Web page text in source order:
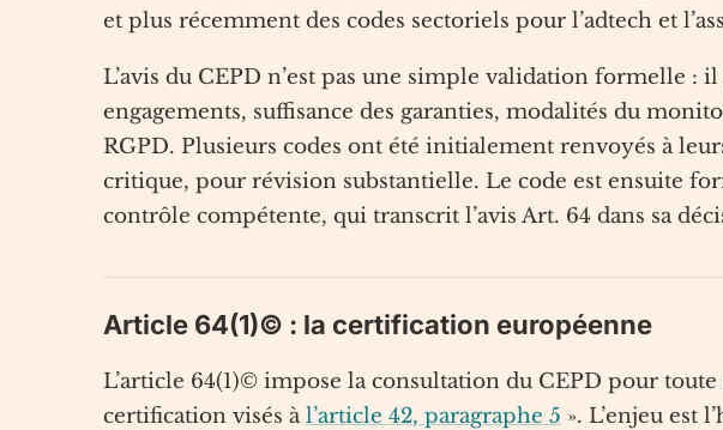
et plus récemment des codes sectoriels pour l’adtech et
L’avis du CEPD n’est pas une simple validation formelle
engagements, suffisance des garanties, modalités du
RGPD. Plusieurs codes ont été initialement renvoyés à
critique, pour révision substantielle. Le code est ensuite
contrôle compétente, qui transcrit l’avis Art. 64 dans sa
Article 64(1)© : la certification européenne
L’article 64(1)© impose la consultation du CEPD pour
certification visés àl’article 42, paragraphe 5 ». L’enjeu est